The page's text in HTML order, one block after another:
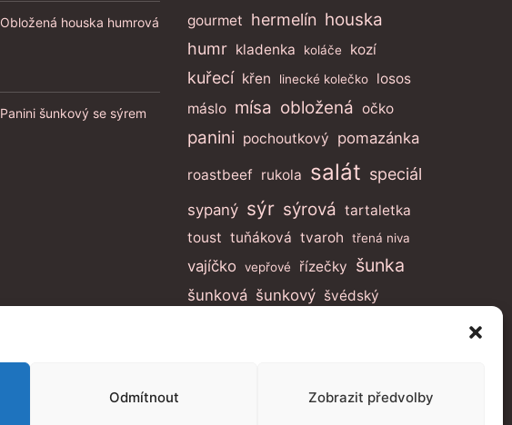
Odmítnout Zobrazit předvolby
Obložená houska humrová
Panini šunkový se sýrem
gourmet hermelín houska
humr kladenka koláče kozí
kuřecí křen linecké kolečko
losos
máslo mísa obložená očko
panini pochoutkový pomazánka
roastbeef rukola salát speciál
sypaný sýr sýrová tartaletka
toust tuňáková tvaroh třená niva
vajíčko vepřové řízečky šunka
šunková šunkový švédský